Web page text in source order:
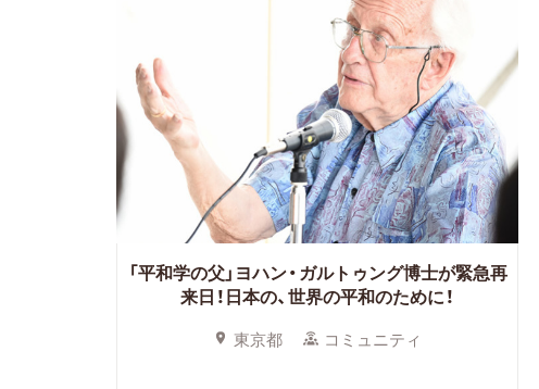
「平和学の父」ヨハン・ガルトゥング博士が緊急再
来日！日本の、世界の平和のために！
東京都 コミュニティ